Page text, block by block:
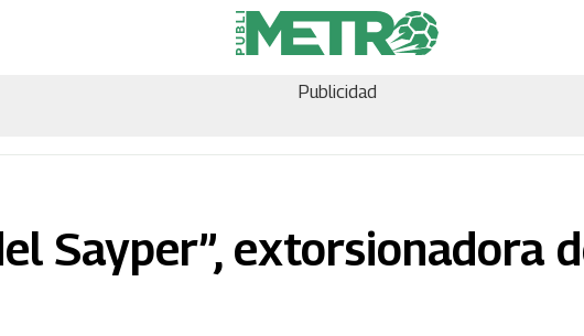
Publicidad
Sayper”, extorsionadora